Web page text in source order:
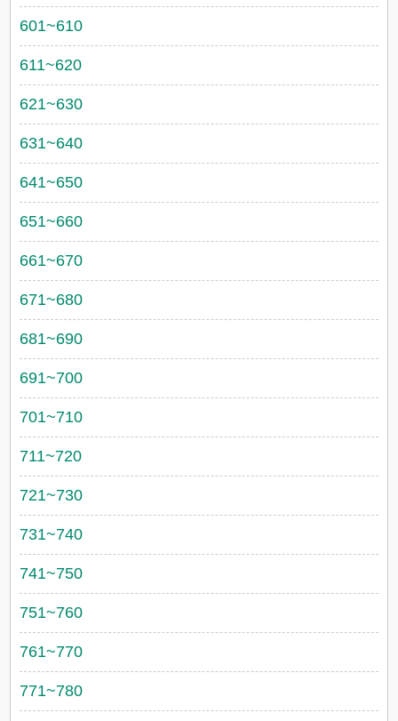
601~610
611~620
621~630
631~640
641~650
651~660
661~670
671~680
681~690
691~700
701~710
711~720
721~730
731~740
741~750
751~760
761~770
771~780